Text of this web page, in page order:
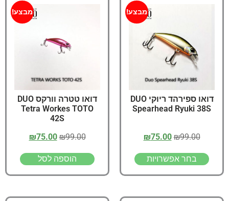
מבצע!
דואו ספירהד ריוקי DUO
Spearhead Ryuki 38S
₪99.00
₪75.00
בחר אפשרויות
מבצע!
דואו טטרה וורקס DUO
Tetra Workes TOTO
42S
₪99.00
₪75.00
הוספה לסל